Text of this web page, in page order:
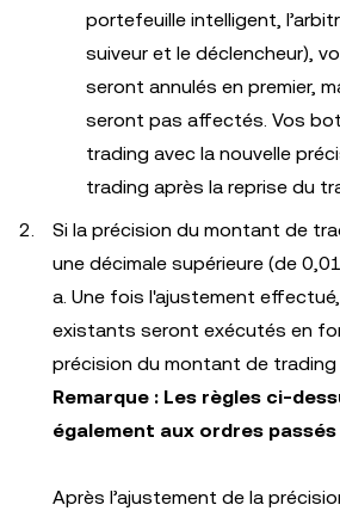
portefeuille intelligent,
suiveur et le déclencheur),
seront annulés en premier,
seront pas affectés. Vos
trading avec la nouvelle
trading après la reprise du
Si la précision du montant de
une décimale supérieure (de
a. Une fois l'ajustement
existants seront exécutés en
précision du montant de trading
Remarque : Les règles ci-
également aux ordres passés
Après l’ajustement de la